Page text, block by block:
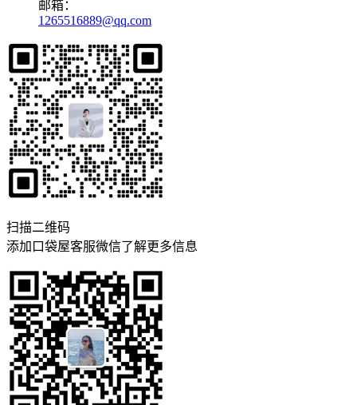
邮箱：
1265516889@qq.com
扫描二维码
添加口袋屋客服微信了解更多信息